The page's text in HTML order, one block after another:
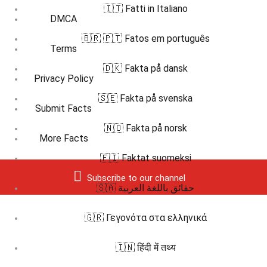
DMCA
Terms
Privacy Policy
Submit Facts
More Facts
Subscribe to our channel
🇮🇹 Fatti in Italiano
🇧🇷 🇵🇹 Fatos em português
🇩🇰 Fakta på dansk
🇸🇪 Fakta på svenska
🇳🇴 Fakta på norsk
🇫🇮 Faktat suomeksi
🇸🇦 حقائق باللغة العربية
🇬🇷 Γεγονότα στα ελληνικά
🇮🇳 हिंदी में तथ्य